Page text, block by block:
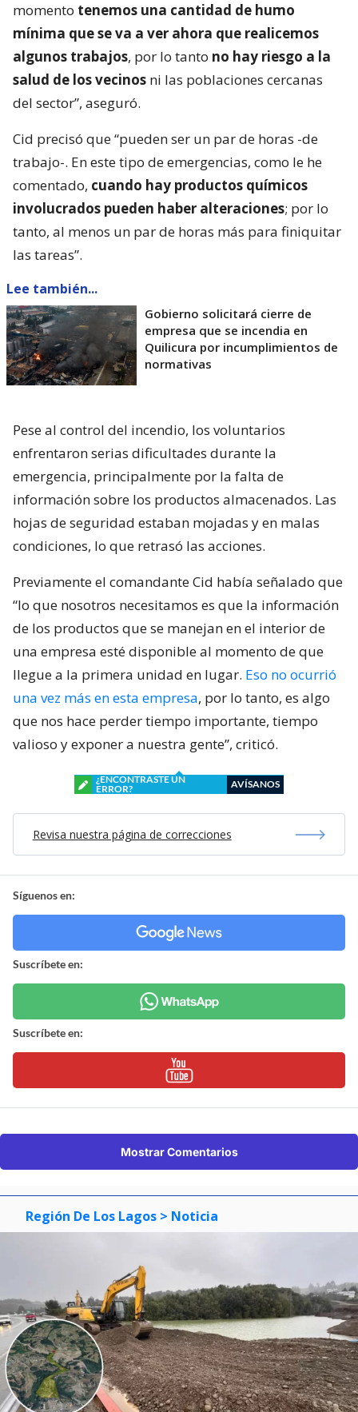
momento tenemos una cantidad de humo
mínima que se va a ver ahora que realicemos
algunos trabajos, por lo tanto no hay riesgo a la
salud de los vecinos ni las poblaciones cercanas
del sector”, aseguró.
Cid precisó que “pueden ser un par de horas -de
trabajo-. En este tipo de emergencias, como le he
comentado, cuando hay productos químicos
involucrados pueden haber alteraciones; por lo
tanto, al menos un par de horas más para finiquitar
las tareas”.
Lee también...
Gobierno solicitará cierre de
empresa que se incendia en
Quilicura por incumplimientos de
normativas
Pese al control del incendio, los voluntarios
enfrentaron serias dificultades durante la
emergencia, principalmente por la falta de
información sobre los productos almacenados. Las
hojas de seguridad estaban mojadas y en malas
condiciones, lo que retrasó las acciones.
Previamente el comandante Cid había señalado que
“lo que nosotros necesitamos es que la información
de los productos que se manejan en el interior de
una empresa esté disponible al momento de que
llegue a la primera unidad en lugar. Eso no ocurrió
una vez más en esta empresa, por lo tanto, es algo
que nos hace perder tiempo importante, tiempo
valioso y exponer a nuestra gente”, criticó.
¿ENCONTRASTE UN
ERROR?
AVÍSANOS
Revisa nuestra página de correcciones
Síguenos en:
Suscríbete en:
Suscríbete en:
Mostrar Comentarios
Región De Los Lagos > Noticia